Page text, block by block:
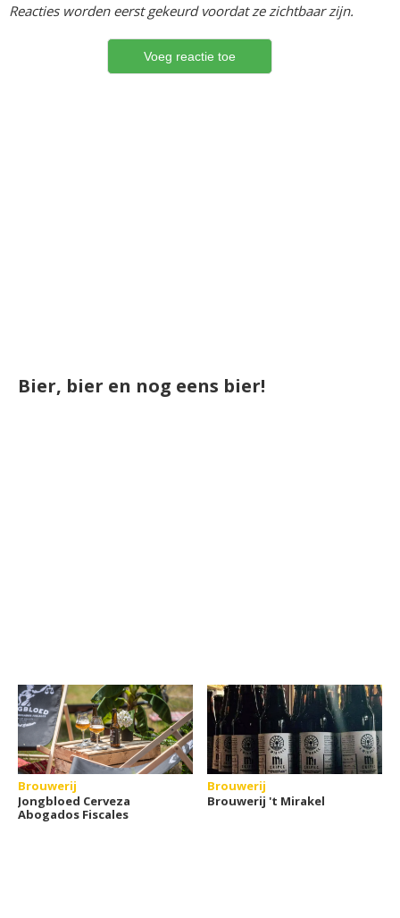
Reacties worden eerst gekeurd voordat ze zichtbaar zijn.
Bier, bier en nog eens bier!
Brouwerij
Jongbloed Cerveza
Abogados Fiscales
Brouwerij
Brouwerij 't Mirakel